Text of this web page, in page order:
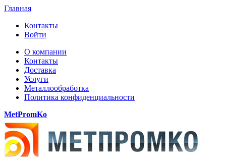
Главная
Контакты
Войти
О компании
Контакты
Доставка
Услуги
Металлообработка
Политика конфиденциальности
MetPromKo